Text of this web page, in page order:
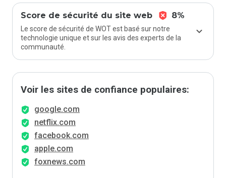
Score de sécurité du site web 8%
Le score de sécurité de WOT est basé sur notre
technologie unique et sur les avis des experts de la
communauté.
Voir les sites de confiance populaires:
google.com
netflix.com
facebook.com
apple.com
foxnews.com